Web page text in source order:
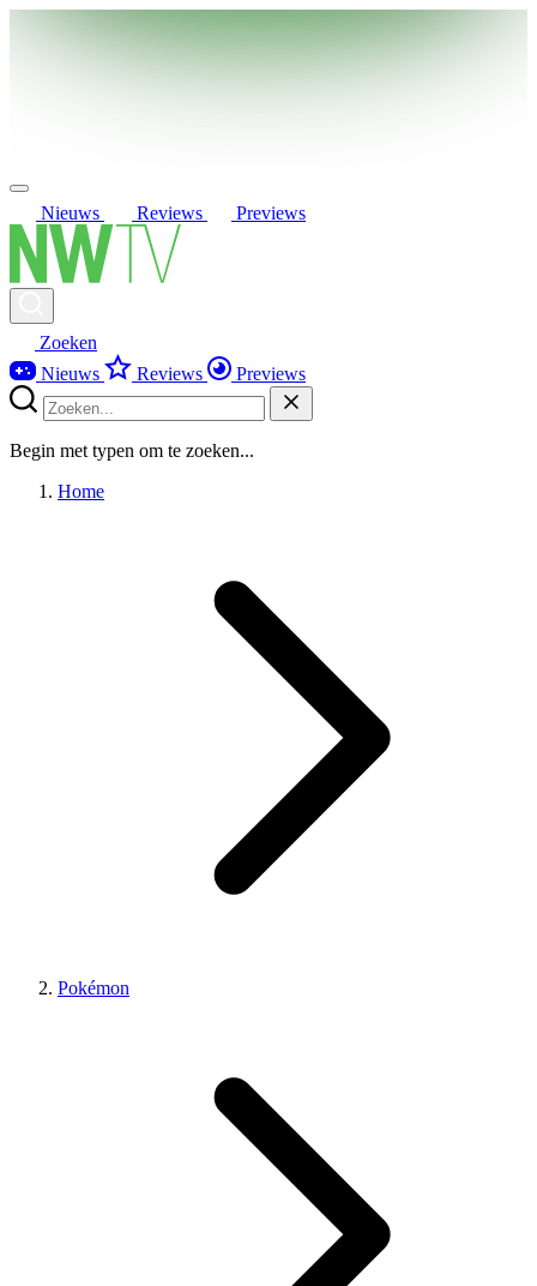
Nieuws Reviews Previews
Zoeken
Nieuws
Reviews Previews
Begin met typen om te zoeken...
Home
Pokémon